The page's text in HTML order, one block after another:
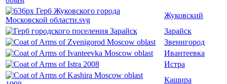
Жуковский
Зарайск
Звенигород
Ивантеевка
Истра
Кашира